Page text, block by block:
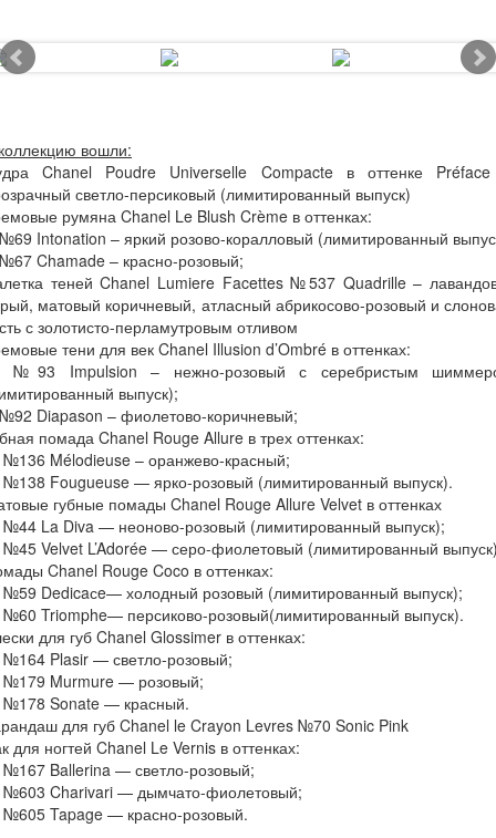
вошли:
Chanel Poudre Universelle Compacte в оттенке
светло-персиковый (лимитированный выпуск)
румяна Chanel Le Blush Crème в оттенках:
Intonation – яркий розово-коралловый (лимитированный
Chamade – красно-розовый;
теней Chanel Lumiere Facettes №537 Quadrille –
матовый коричневый, атласный абрикосово-розовый и
с золотисто-перламутровым отливом
тени для век Chanel Illusion d’Ombré в оттенках:
Impulsion – нежно-розовый с серебристым
выпуск);
Diapason – фиолетово-коричневый;
помада Chanel Rouge Allure в трех оттенках:
Mélodieuse – оранжево-красный;
Fougueuse — ярко-розовый (лимитированный выпуск).
губные помады Chanel Rouge Allure Velvet в оттенках
La Diva — неоново-розовый (лимитированный выпуск);
Velvet L’Adorée — серо-фиолетовый (лимитированный
Chanel Rouge Coco в оттенках:
Dedicaсe— холодный розовый (лимитированный выпуск);
Triomphe— персиково-розовый(лимитированный выпуск).
для губ Chanel Glossimer в оттенках:
Plasir — светло-розовый;
Murmure — розовый;
Sonate — красный.
для губ Chanel le Crayon Levres №70 Sonic Pink
для ногтей Chanel Le Vernis в оттенках:
Ballerina — светло-розовый;
Charivari — дымчато-фиолетовый;
Tapage — красно-розовый.